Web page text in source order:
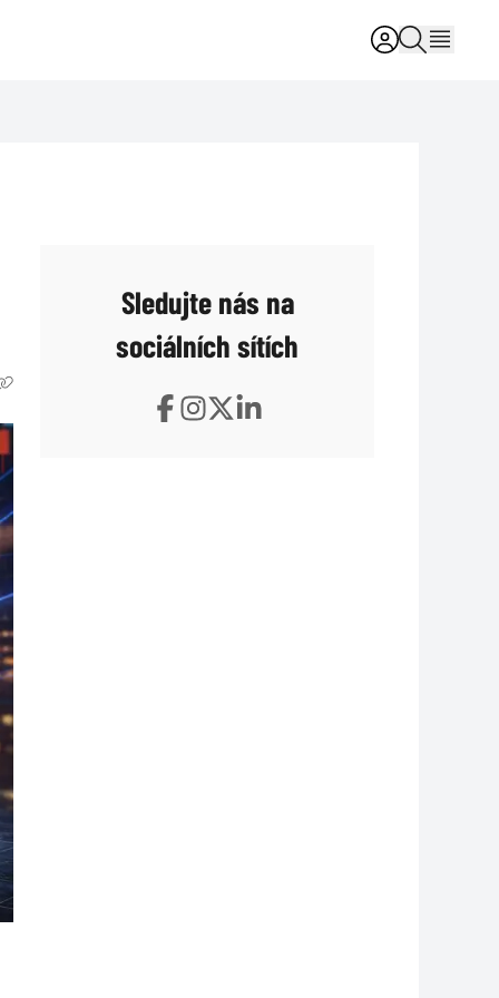
Sledujte nás na
sociálních sítích